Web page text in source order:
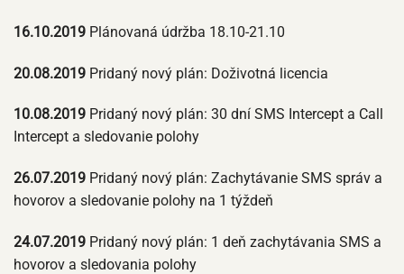
16.10.2019 Plánovaná údržba 18.10-21.10
20.08.2019 Pridaný nový plán: Doživotná licencia
10.08.2019 Pridaný nový plán: 30 dní SMS Intercept a Call
Intercept a sledovanie polohy
26.07.2019 Pridaný nový plán: Zachytávanie SMS správ a
hovorov a sledovanie polohy na 1 týždeň
24.07.2019 Pridaný nový plán: 1 deň zachytávania SMS a
hovorov a sledovania polohy